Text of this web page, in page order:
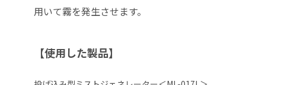
用いて霧を発生させます。
【使用した製品】